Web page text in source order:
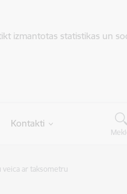
izmantotas statistikas un
Kontakti
ar taksometru